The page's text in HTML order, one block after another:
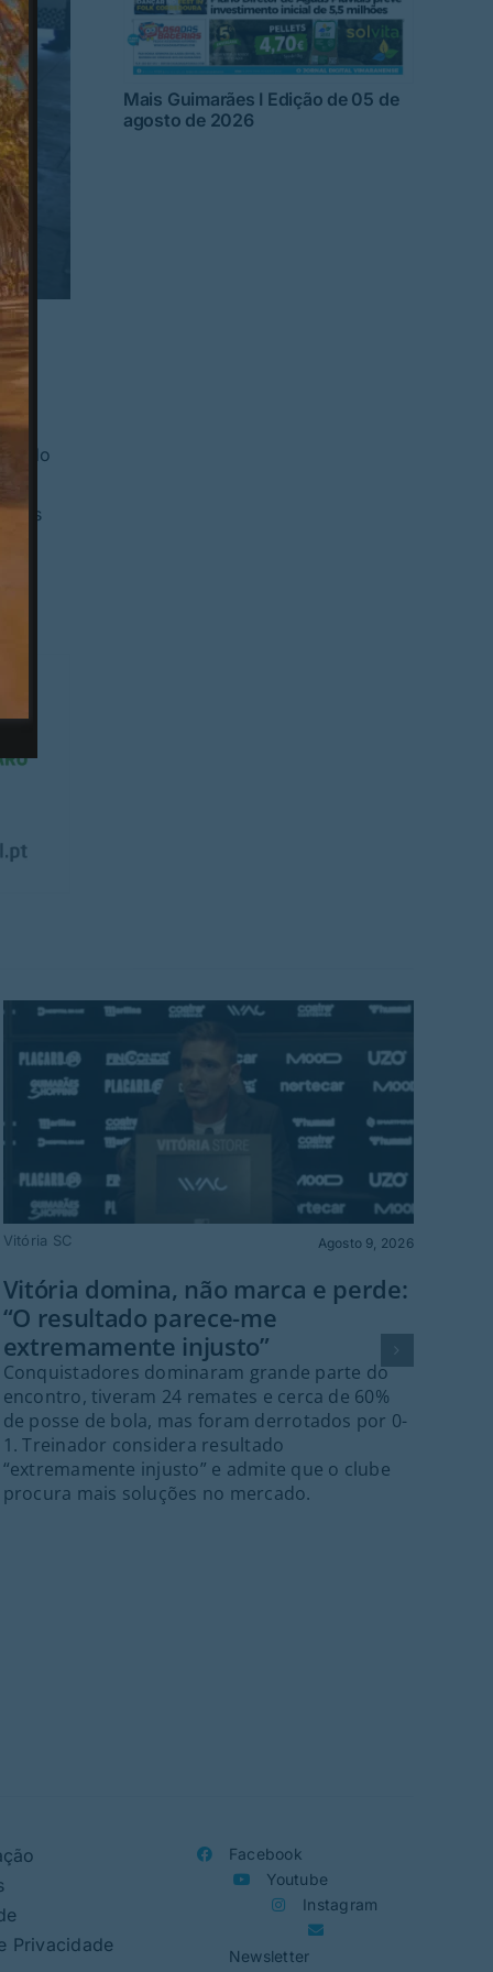
do
nos
Mais Guimarães I Edição de 05 de
agosto de 2026
Vitória SC Agosto 9, 2026
Vitória domina, não marca e perde:
“O resultado parece-me
extremamente injusto”
Conquistadores dominaram grande parte do
encontro, tiveram 24 remates e cerca de 60%
de posse de bola, mas foram derrotados por 0-
1. Treinador considera resultado
“extremamente injusto” e admite que o clube
procura mais soluções no mercado.
Privacidade
Facebook
Youtube
Instagram
Newsletter